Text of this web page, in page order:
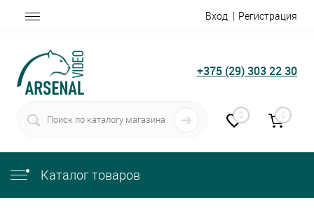
Вход Регистрация
+375 (29) 303 22 30
0 0
Каталог товаров